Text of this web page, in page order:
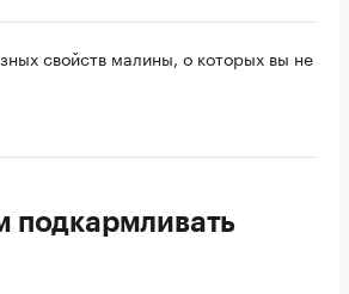
свойств малины, о которых вы не
подкармливать